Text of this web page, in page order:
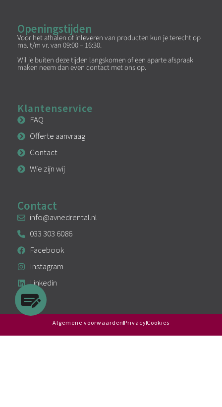
Openingstijden
Voor het afhalen of inleveren van producten kun je terecht op
ma. t/m vr. van 09:00 – 16:30.
Wil je buiten deze tijden langskomen of een aparte afspraak
maken neem dan even contact met ons op.
Klantenservice
FAQ
Offerte aanvraag
Contact
Wie zijn wij
Contact
info@avnedrental.nl
033 303 6086
Facebook
Instagram
Linkedin
Algemene voorwaarden Privacy Cookies